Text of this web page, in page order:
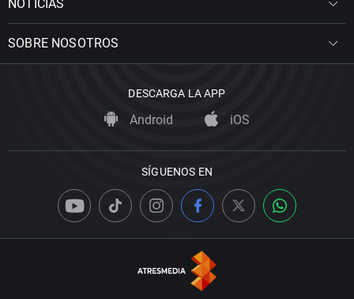
NOTICIAS
SOBRE NOSOTROS
DESCARGA LA APP
Android iOS
SÍGUENOS EN